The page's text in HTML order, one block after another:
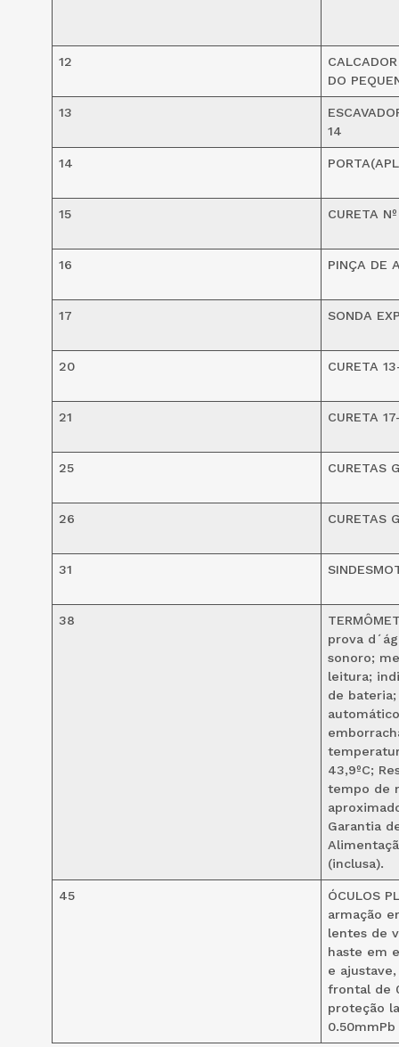
12
DO
13
14
14
15 CURETA
16 PINÇA DE
17 SONDA
20 CURETA
21 CURETA
25 CURETAS
26 CURETAS
31
38
prova
sonoro;
leitura;
de
43,9ºC;
tempo de
Garantia
(inclusa).
45
ÓCULOS
armação
lentes de
haste em
e
frontal de
proteção
0.50mmPb